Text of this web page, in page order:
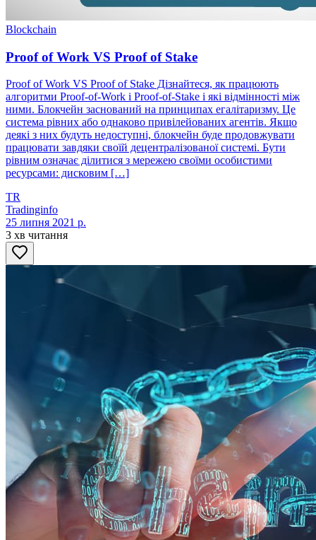
Blockchain
Proof of Work VS Proof of Stake
Proof of Work VS Proof of Stake Дізнайтеся, як працюють
алгоритми Proof-of-Work і Proof-of-Stake і які відмінності між
ними. Блокчейн заснований на принципах егалітаризму. Це
система рівних або однаково привілейованих агентів. Якщо
деякі з них будуть недоступні, блокчейн буде продовжувати
працювати завдяки своїй децентралізованої системі. Бути
рівним означає ділитися з мережею своїми особистими
ресурсами: дисковим […]
TR
Tradinginfo
25 липня 2021 р.
3 хв читання